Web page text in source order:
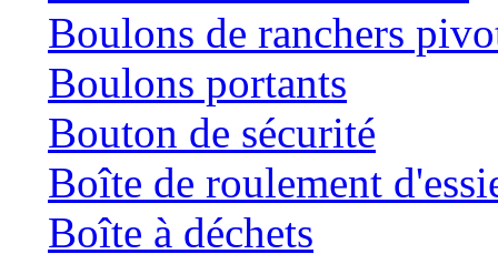
Boulons de ranchers
Boulons portants
Bouton de sécurité
Boîte de roulement
Boîte à déchets